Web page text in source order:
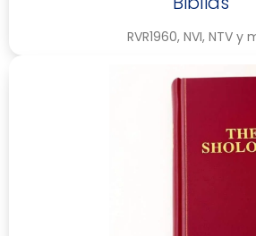
RVR1960, NVI, NTV y